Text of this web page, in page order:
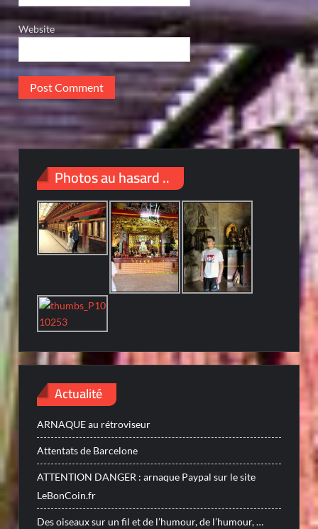
Website
Photos au hasard ..
Actualité
ARNAQUE au rétroviseur
Attentats de Barcelone
ATTENTION DANGER : arnaque Paypal sur le site
LeBonCoin.fr
Des oiseaux sur un fil et de l’humour, de l’humour, …